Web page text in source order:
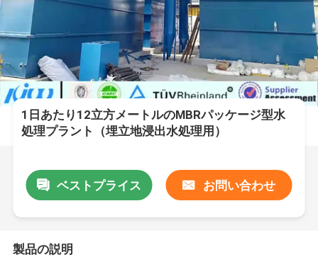
1日あたり12立方メートルのMBRパッケージ型水
処理プラント（埋立地浸出水処理用）
ベストプライス お問い合わせ
製品の説明